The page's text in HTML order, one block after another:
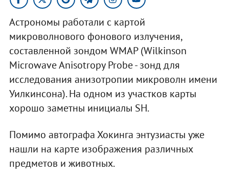
Астрономы работали с картой
микроволнового фонового излучения,
составленной зондом WMAP (Wilkinson
Microwave Anisotropy Probe - зонд для
исследования анизотропии микроволн имени
Уилкинсона). На одном из участков карты
хорошо заметны инициалы SH.
Помимо автографа Хокинга энтузиасты уже
нашли на карте изображения различных
предметов и животных.